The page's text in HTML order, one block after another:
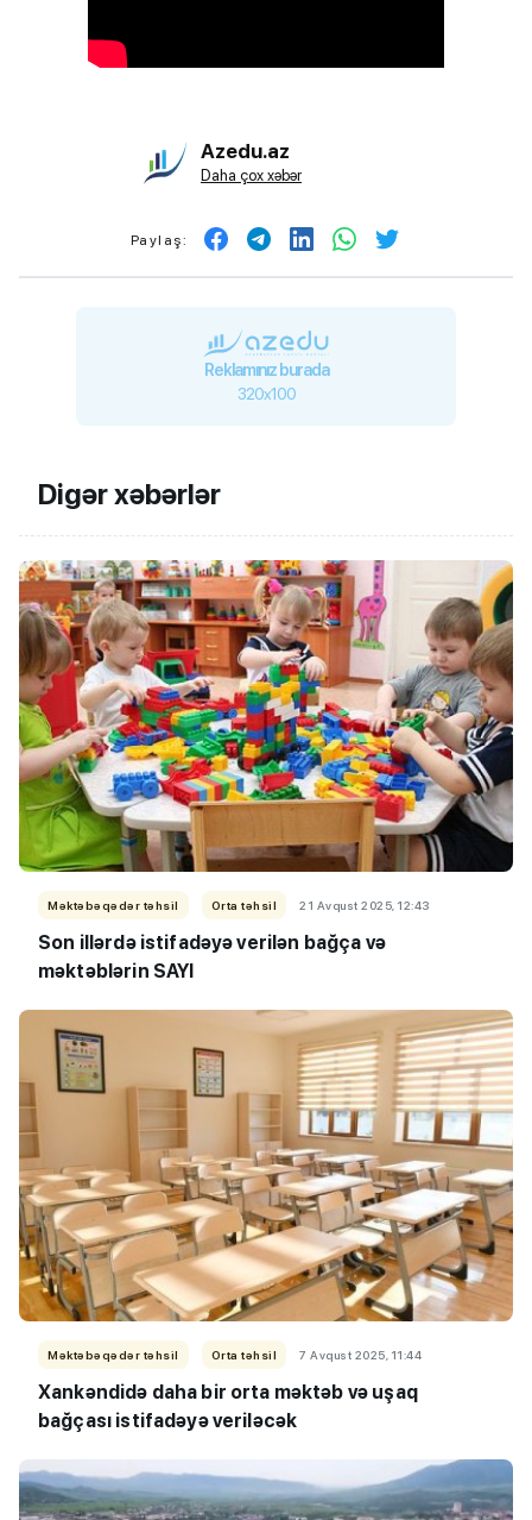
Azedu.az
Daha çox xəbər
Paylaş:
Reklamınız burada
320x100
Digər xəbərlər
Məktəbəqədər təhsil Orta təhsil 21 Avqust 2025, 12:43
Son illərdə istifadəyə verilən bağça və
məktəblərin SAYI
Məktəbəqədər təhsil Orta təhsil 7 Avqust 2025, 11:44
Xankəndidə daha bir orta məktəb və uşaq
bağçası istifadəyə veriləcək